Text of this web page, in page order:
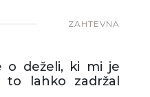
ZAHTEVNA
o deželi, ki mi je
lahko zadržal